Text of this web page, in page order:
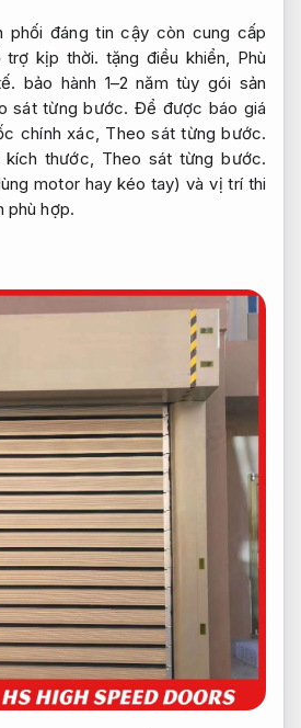
phối đáng tin cậy còn cung cấp
trợ kịp thời. tặng điều khiển, Phù
bảo hành 1–2 năm tùy gói sản
sát từng bước. Để được báo giá
chính xác, Theo sát từng bước.
thước, Theo sát từng bước.
motor hay kéo tay) và vị trí thi
phù hợp.